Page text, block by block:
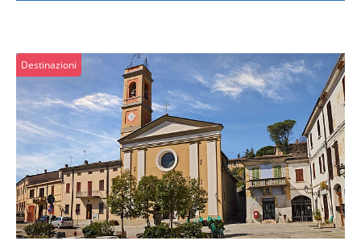
Destinazioni